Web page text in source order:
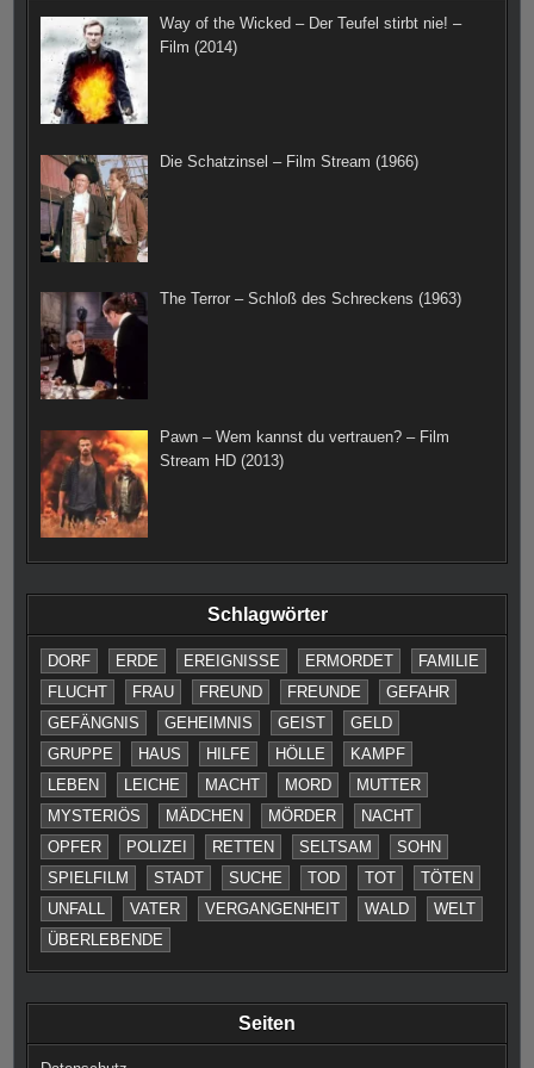
m
t
Way of the Wicked – Der Teufel stirbt nie! –
Film (2014)
Die Schatzinsel – Film Stream (1966)
The Terror – Schloß des Schreckens (1963)
Pawn – Wem kannst du vertrauen? – Film
Stream HD (2013)
Schlagwörter
DORF ERDE EREIGNISSE ERMORDET
FAMILIE
FLUCHT
FRAU FREUND FREUNDE
GEFAHR
GEFÄNGNIS
GEHEIMNIS GEIST
GELD
GRUPPE
HAUS HILFE HÖLLE
KAMPF
LEBEN
LEICHE MACHT MORD
MUTTER
MYSTERIÖS
MÄDCHEN MÖRDER
NACHT
OPFER
POLIZEI RETTEN SELTSAM
SOHN
SPIELFILM
STADT SUCHE TOD TOT
TÖTEN
UNFALL
VATER VERGANGENHEIT WALD
WELT
ÜBERLEBENDE
Seiten